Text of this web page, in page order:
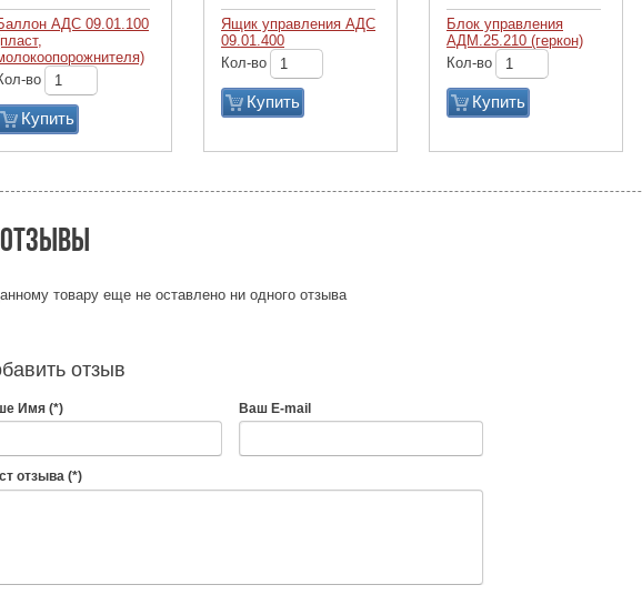
АДС 09.01.100
во
Купить
Ящик управления АДС
09.01.400
Кол-во
Купить
Блок управления
АДМ.25.210 (геркон)
Кол-во
Купить
Отзывы
товару еще не оставлено ни одного отзыва
отзыв
Имя (*) Ваш E-mail
отзыва (*)